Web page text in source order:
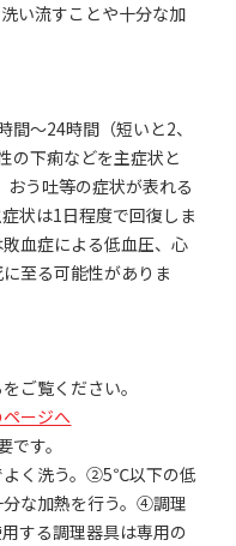
い流すことや十分な加
～24時間（短いと2、
の下痢などを主症状と
う吐等の症状が表れる
状は1日程度で回復しま
血症による低血圧、心
至る可能性がありま
ご覧ください。
ージへ
す。
よく洗う。②5℃以下の低
な加熱を行う。④調理
する調理器具は専用の